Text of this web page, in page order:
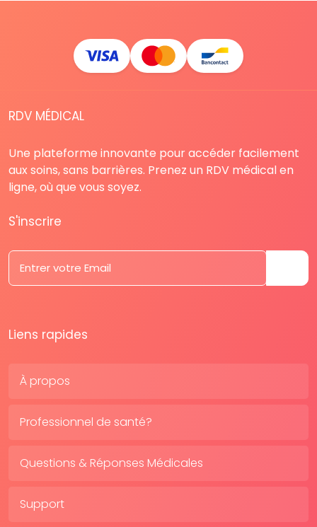
RDV MÉDICAL
Une plateforme innovante pour accéder facilement
aux soins, sans barrières. Prenez un RDV médical en
ligne, où que vous soyez.
S'inscrire
Liens rapides
À propos
Professionnel de santé?
Questions & Réponses Médicales
Support